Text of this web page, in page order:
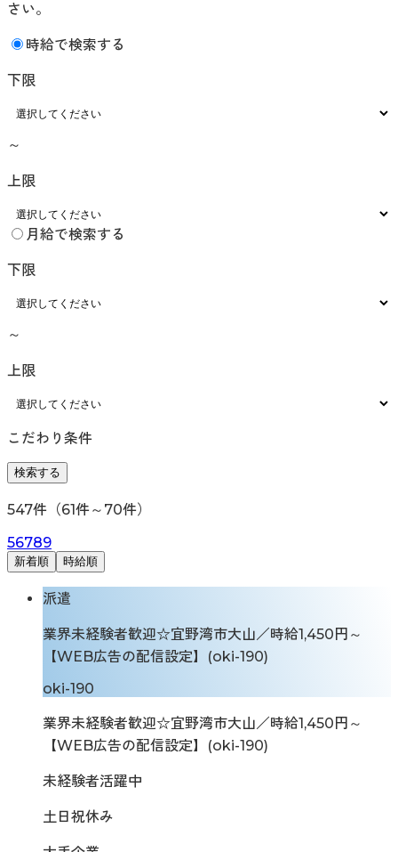
さい。
時給で検索する
下限
～
上限
月給で検索する
下限
～
上限
こだわり条件
検索する
547件（61件～ 70件）
56789
新着順 時給順
派遣
業界未経験者歓迎☆宜野湾市大山／時給1,450円～
【WEB広告の配信設定】(oki-190)
oki-190
業界未経験者歓迎☆宜野湾市大山／時給1,450円～
【WEB広告の配信設定】(oki-190)
未経験者活躍中
土日祝休み